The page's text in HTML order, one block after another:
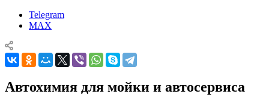
Telegram
MAX
Автохимия для мойки и автосервиса